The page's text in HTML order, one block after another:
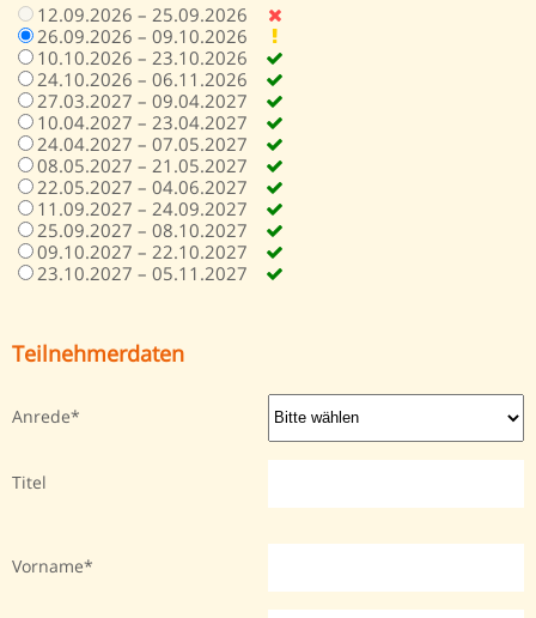
12.09.2026 – 25.09.2026
26.09.2026 – 09.10.2026
10.10.2026 – 23.10.2026
24.10.2026 – 06.11.2026
27.03.2027 – 09.04.2027
10.04.2027 – 23.04.2027
24.04.2027 – 07.05.2027
08.05.2027 – 21.05.2027
22.05.2027 – 04.06.2027
11.09.2027 – 24.09.2027
25.09.2027 – 08.10.2027
09.10.2027 – 22.10.2027
23.10.2027 – 05.11.2027
Teilnehmerdaten
Anrede
Titel
Vorname